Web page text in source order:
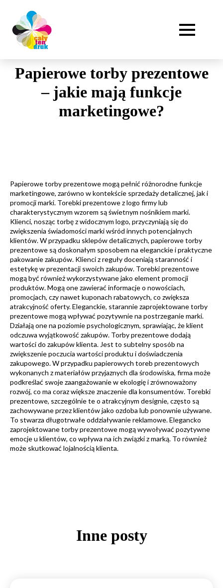
Papierowe torby prezentowe
– jakie mają funkcje
marketingowe?
Papierowe torby prezentowe mogą pełnić różnorodne funkcje
marketingowe, zarówno w kontekście sprzedaży detalicznej, jak i
promocji marki. Torebki prezentowe z logo firmy lub
charakterystycznym wzorem są świetnym nośnikiem marki.
Klienci, nosząc torbę z widocznym logo, przyczyniają się do
zwiększenia świadomości marki wśród innych potencjalnych
klientów. W przypadku sklepów detalicznych, papierowe torby
prezentowe są doskonałym sposobem na eleganckie i praktyczne
pakowanie zakupów. Klienci z reguły doceniają staranność i
estetykę w prezentacji swoich zakupów. Torebki prezentowe
mogą być również wykorzystywane jako element promocji
produktów. Mogą one zawierać informacje o nowościach,
promocjach, czy nawet kuponach rabatowych, co zwiększa
atrakcyjność oferty. Eleganckie, starannie zaprojektowane torby
prezentowe mogą wpływać pozytywnie na postrzeganie marki.
Działają one na poziomie psychologicznym, sprawiając, że klient
odczuwa wyjątkowość zakupów. Torby prezentowe dodają
wartości do zakupów klienta. Jest to subtelny sposób na
zwiększenie poczucia wartości produktu i doświadczenia
zakupowego. W przypadku papierowych toreb prezentowych
wykonanych z materiałów przyjaznych dla środowiska, firma może
podkreślać swoje zaangażowanie w ekologię i zrównoważony
rozwój, co ma coraz większe znaczenie dla konsumentów. Torebki
prezentowe, szczególnie te o atrakcyjnym designie, często są
zachowywane przez klientów jako ozdoba lub ponownie używane.
To stwarza długotrwałe oddziaływanie reklamowe. Elegancko
zaprojektowane torby prezentowe mogą wywoływać pozytywne
emocje u klientów, co wpływa na ich związki z marką. To również
może skutkować lojalnością klienta.
Inne posty